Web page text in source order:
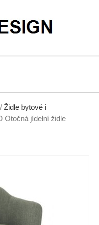
/ Židle bytové i
Otočná jídelní židle